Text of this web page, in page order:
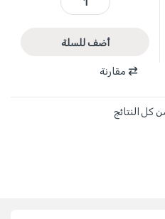
TAC2212301HA - حجر قص معدن 9 انش سماكة 3 مم TOTAL quantity
أضف للسلة
مقارنة